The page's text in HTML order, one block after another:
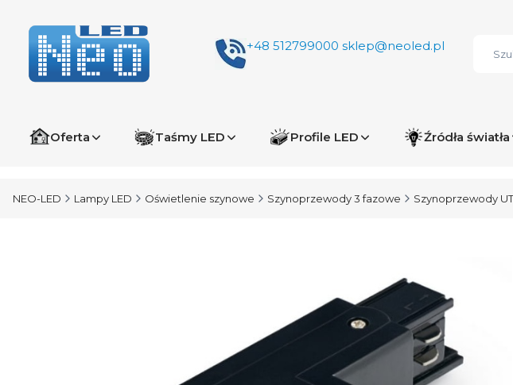
+48 512799000 sklep@neoled.pl
Oferta Taśmy LED Profile LED Źródła światła
NEO-LED Lampy LED Oświetlenie szynowe Szynoprzewody 3 fazowe Szynoprzewody